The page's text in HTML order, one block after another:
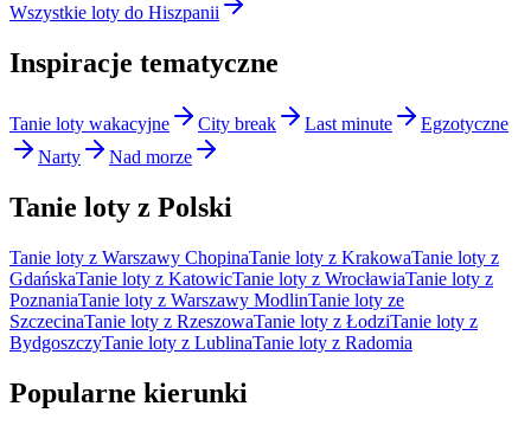
Wszystkie loty do Hiszpanii
Inspiracje tematyczne
Tanie loty wakacyjne City break Last minute
Egzotyczne
Narty
Nad morze
Tanie loty z Polski
Tanie loty z Warszawy ChopinaTanie loty z KrakowaTanie loty z
GdańskaTanie loty z KatowicTanie loty z WrocławiaTanie loty z
PoznaniaTanie loty z Warszawy ModlinTanie loty ze
SzczecinaTanie loty z RzeszowaTanie loty z ŁodziTanie loty z
BydgoszczyTanie loty z LublinaTanie loty z Radomia
Popularne kierunki